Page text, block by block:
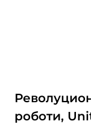
роботи,